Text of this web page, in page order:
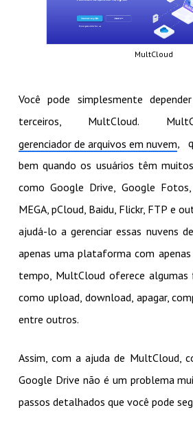
MultCloud
Você pode simplesmente
terceiros, MultCloud.
gerenciador de arquivos em nuvem ,
bem quando os usuários têm
como Google Drive, Google Fotos,
MEGA, pCloud, Baidu, Flickr, FTP e
ajudá-lo a gerenciar essas nuvens
apenas uma plataforma com
tempo, MultCloud oferece algumas
como upload, download, apagar,
entre outros.
Assim, com a ajuda de MultCloud,
Google Drive não é um problema
passos detalhados que você pode